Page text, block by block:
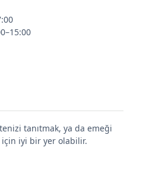
tanıtmak, ya da emeği
iyi bir yer olabilir.